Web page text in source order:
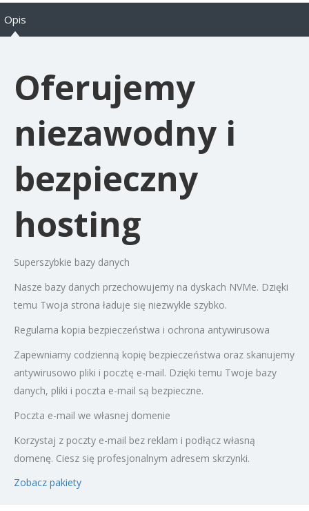
Opis
Oferujemy
niezawodny i
bezpieczny
hosting
Superszybkie bazy danych
Nasze bazy danych przechowujemy na dyskach NVMe. Dzięki
temu Twoja strona ładuje się niezwykle szybko.
Regularna kopia bezpieczeństwa i ochrona antywirusowa
Zapewniamy codzienną kopię bezpieczeństwa oraz skanujemy
antywirusowo pliki i pocztę e-mail. Dzięki temu Twoje bazy
danych, pliki i poczta e-mail są bezpieczne.​
Poczta e-mail we własnej domenie
Korzystaj z poczty e-mail bez reklam i podłącz własną
domenę. Ciesz się profesjonalnym adresem skrzynki.​
Zobacz pakiety